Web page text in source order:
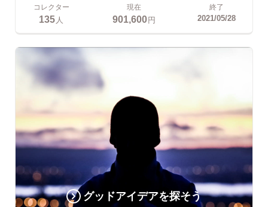
コレクター
135 人
現在
901,600円
終了
2021/05/28
グッドアイデアを探そう